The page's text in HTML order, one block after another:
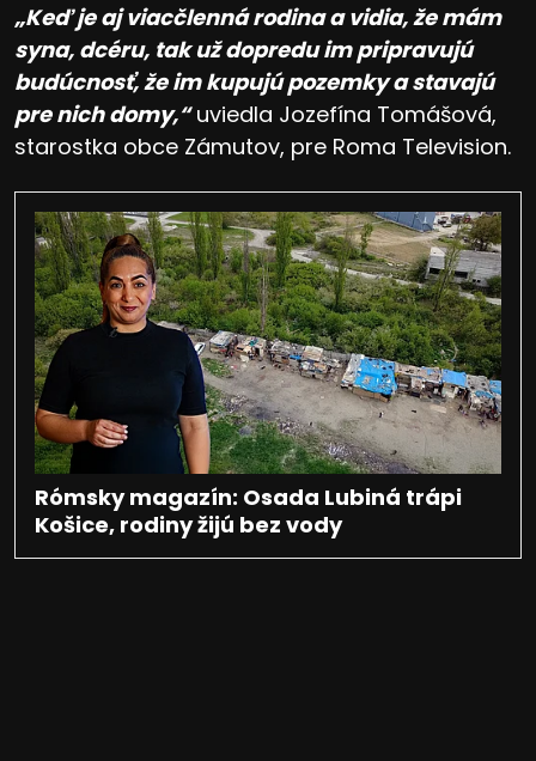
„Keď je aj viacčlenná rodina a vidia, že mám
syna, dcéru, tak už dopredu im pripravujú
budúcnosť, že im kupujú pozemky a stavajú
pre nich domy,“uviedla Jozefína Tomášová,
starostka obce Zámutov, pre Roma Television.
Rómsky magazín: Osada Lubiná trápi
Košice, rodiny žijú bez vody